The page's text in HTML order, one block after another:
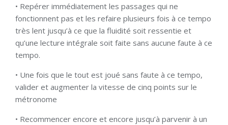
• Repérer immédiatement les passages qui ne
fonctionnent pas et les refaire plusieurs fois à ce tempo
très lent jusqu’à ce que la fluidité soit ressentie et
qu’une lecture intégrale soit faite sans aucune faute à ce
tempo.
• Une fois que le tout est joué sans faute à ce tempo,
valider et augmenter la vitesse de cinq points sur le
métronome
• Recommencer encore et encore jusqu’à parvenir à un